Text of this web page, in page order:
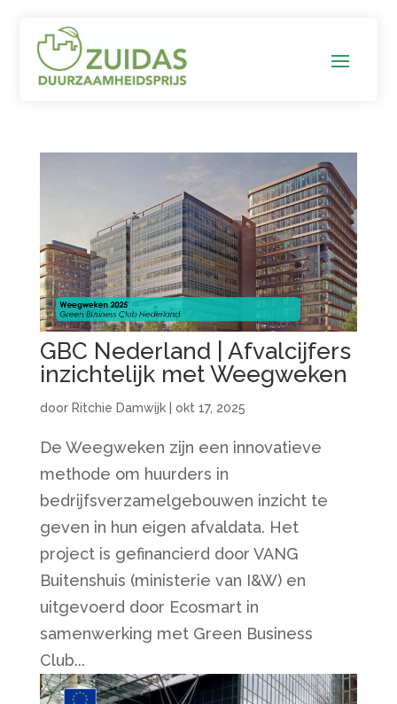
GBC Nederland | Afvalcijfers
inzichtelijk met Weegweken
door Ritchie Damwijk| okt 17, 2025
De Weegweken zijn een innovatieve
methode om huurders in
bedrijfsverzamelgebouwen inzicht te
geven in hun eigen afvaldata. Het
project is gefinancierd door VANG
Buitenshuis (ministerie van I&W) en
uitgevoerd door Ecosmart in
samenwerking met Green Business
Club...